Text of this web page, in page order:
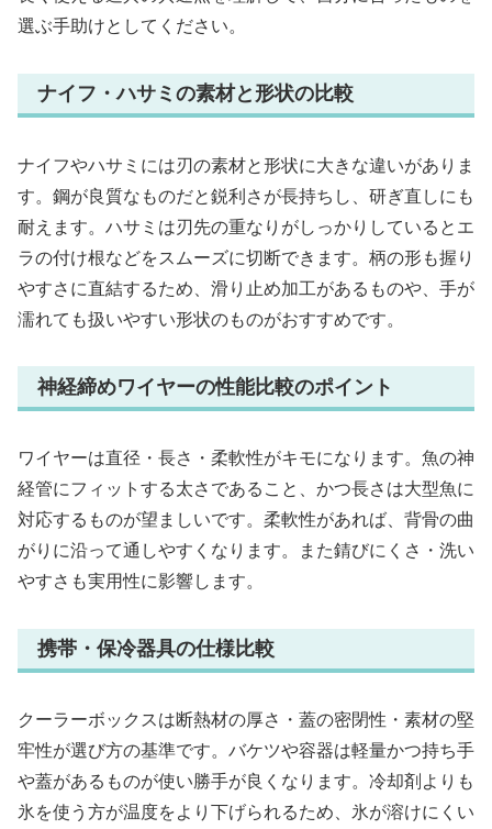
選ぶ手助けとしてください。
ナイフ・ハサミの素材と形状の比較
ナイフやハサミには刃の素材と形状に大きな違いがありま
す。鋼が良質なものだと鋭利さが長持ちし、研ぎ直しにも
耐えます。ハサミは刃先の重なりがしっかりしているとエ
ラの付け根などをスムーズに切断できます。柄の形も握り
やすさに直結するため、滑り止め加工があるものや、手が
濡れても扱いやすい形状のものがおすすめです。
神経締めワイヤーの性能比較のポイント
ワイヤーは直径・長さ・柔軟性がキモになります。魚の神
経管にフィットする太さであること、かつ長さは大型魚に
対応するものが望ましいです。柔軟性があれば、背骨の曲
がりに沿って通しやすくなります。また錆びにくさ・洗い
やすさも実用性に影響します。
携帯・保冷器具の仕様比較
クーラーボックスは断熱材の厚さ・蓋の密閉性・素材の堅
牢性が選び方の基準です。バケツや容器は軽量かつ持ち手
や蓋があるものが使い勝手が良くなります。冷却剤よりも
氷を使う方が温度をより下げられるため、氷が溶けにくい